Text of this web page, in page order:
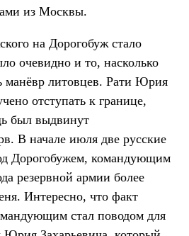
из Москвы.
на Дорогобуж стало
очевидно и то, насколько
манёвр литовцев. Рати Юрия
отступать к границе,
был выдвинут
В начале июля две русские
Дорогобужем, командующим
резервной армии более
Интересно, что факт
стал поводом для